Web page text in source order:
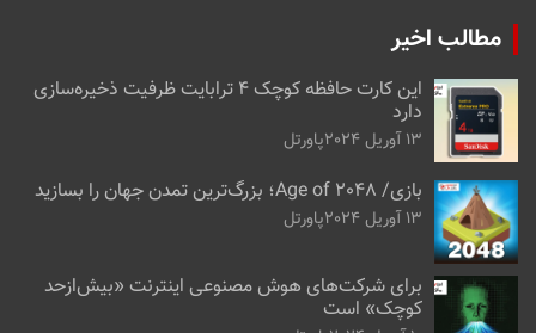
مطالب اخیر
این کارت حافظه کوچک ۴ ترابایت ظرفیت ذخیره‌سازی
دارد
13 آوریل 2024 پاورتل
بازی/ Age of 2048؛ بزرگ‌ترین تمدن جهان را بسازید
13 آوریل 2024 پاورتل
برای شرکت‌های هوش مصنوعی اینترنت «بیش‌از‌حد
کوچک» است